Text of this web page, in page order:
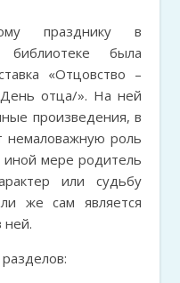
празднику в
библиотеке была
«Отцовство –
отца/». На ней
произведения, в
немаловажную роль
иной мере родитель
или судьбу
же сам является
ней.